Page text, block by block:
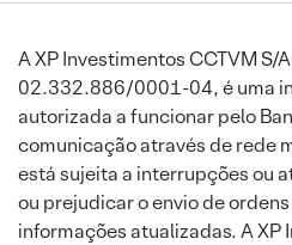
A XP Investimentos CCTVM S/
02.332.886/0001-04, é uma
autorizada a funcionar pelo
comunicação através de rede
está sujeita a interrupções ou
ou prejudicar o envio de
informações atualizadas. A